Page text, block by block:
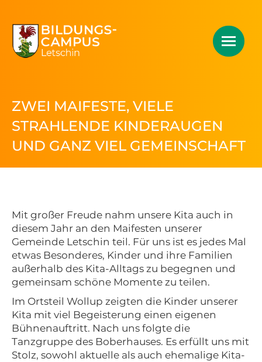
ZWEI MAIFESTE, VIELE
STRAHLENDE KINDERAUGEN
UND GANZ VIEL GEMEINSCHAFT
Mit großer Freude nahm unsere Kita auch in
diesem Jahr an den Maifesten unserer
Gemeinde Letschin teil. Für uns ist es jedes Mal
etwas Besonderes, Kinder und ihre Familien
außerhalb des Kita-Alltags zu begegnen und
gemeinsam schöne Momente zu teilen.
Im Ortsteil Wollup zeigten die Kinder unserer
Kita mit viel Begeisterung einen eigenen
Bühnenauftritt. Nach uns folgte die
Tanzgruppe des Boberhauses. Es erfüllt uns mit
Stolz, sowohl aktuelle als auch ehemalige Kita-